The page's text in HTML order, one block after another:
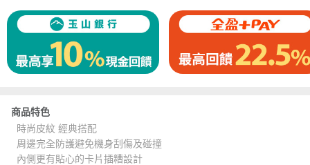
商品特色
時尚皮紋 經典搭配
周邊完全防護避免機身刮傷及碰撞
內側更有貼心的卡片插糟設計